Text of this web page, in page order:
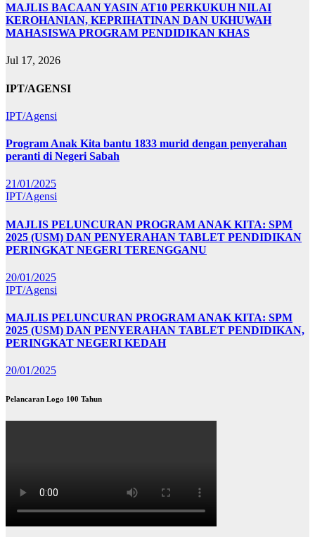
MAJLIS BACAAN YASIN AT10 PERKUKUH NILAI
KEROHANIAN, KEPRIHATINAN DAN UKHUWAH
MAHASISWA PROGRAM PENDIDIKAN KHAS
Jul 17, 2026
IPT/AGENSI
IPT/Agensi
Program Anak Kita bantu 1833 murid dengan penyerahan
peranti di Negeri Sabah
21/01/2025
IPT/Agensi
MAJLIS PELUNCURAN PROGRAM ANAK KITA: SPM
2025 (USM) DAN PENYERAHAN TABLET PENDIDIKAN
PERINGKAT NEGERI TERENGGANU
20/01/2025
IPT/Agensi
MAJLIS PELUNCURAN PROGRAM ANAK KITA: SPM
2025 (USM) DAN PENYERAHAN TABLET PENDIDIKAN,
PERINGKAT NEGERI KEDAH
20/01/2025
Pelancaran Logo 100 Tahun